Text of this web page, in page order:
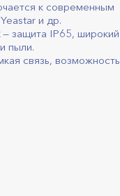
к современным
и др.
— защита IP65, широкий
пыли.
связь, возможность